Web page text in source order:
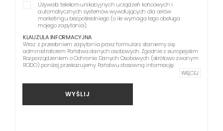
Używała telekomunikacyjnych urządzeń końcowych i
automatycznych systemów wywołujących dla celów
marketingu bezpośredniego (o ile wymaga tego obsługa
mojego zapytania).
KLAUZULA INFORMACYJNA
Wraz z przesłaniem zapytania przez formularz staniemy się
administratorem Państwa danych osobowych. Zgodnie z europejskim
Rozporządzeniem o Ochronie Danych Osobowych (skrótowo zwanym
RODO) poniżej przekazujemy Państwu stosowną informację.
WIĘCEJ
WYŚLIJ